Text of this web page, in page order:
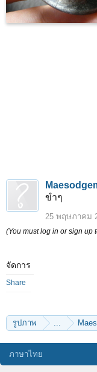
ขำๆ
25 พฤษภาคม
(You must log in or sign up
จัดการ
Share
รูปภาพ ...
ภาษาไทย